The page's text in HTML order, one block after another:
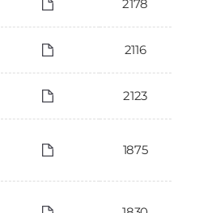
2178
2116
2123
1875